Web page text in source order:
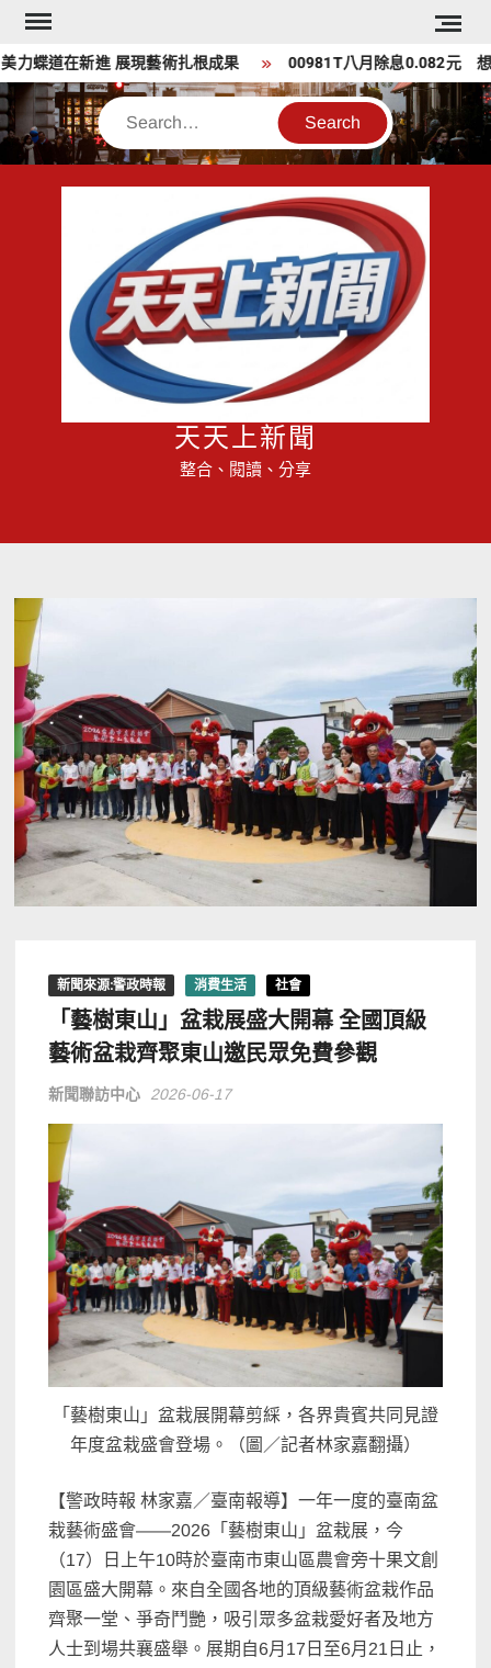
Skip
content
道在新進 展現藝術扎根成果 00981T八月除息0.082元 想領
Search
天天上新聞
整合、閱讀、分享
新聞來源:警政時報 消費生活 社會
「藝樹東山」盆栽展盛大開幕 全國頂級
藝術盆栽齊聚東山邀民眾免費參觀
新聞聯訪中心 2026-06-17
「藝樹東山」盆栽展開幕剪綵，各界貴賓共同見證
年度盆栽盛會登場。（圖／記者林家嘉翻攝）
【警政時報 林家嘉／臺南報導】一年一度的臺南盆
栽藝術盛會——2026「藝樹東山」盆栽展，今
（17）日上午10時於臺南市東山區農會旁十果文創
園區盛大開幕。來自全國各地的頂級藝術盆栽作品
齊聚一堂、爭奇鬥艷，吸引眾多盆栽愛好者及地方
人士到場共襄盛舉。展期自6月17日至6月21日止，